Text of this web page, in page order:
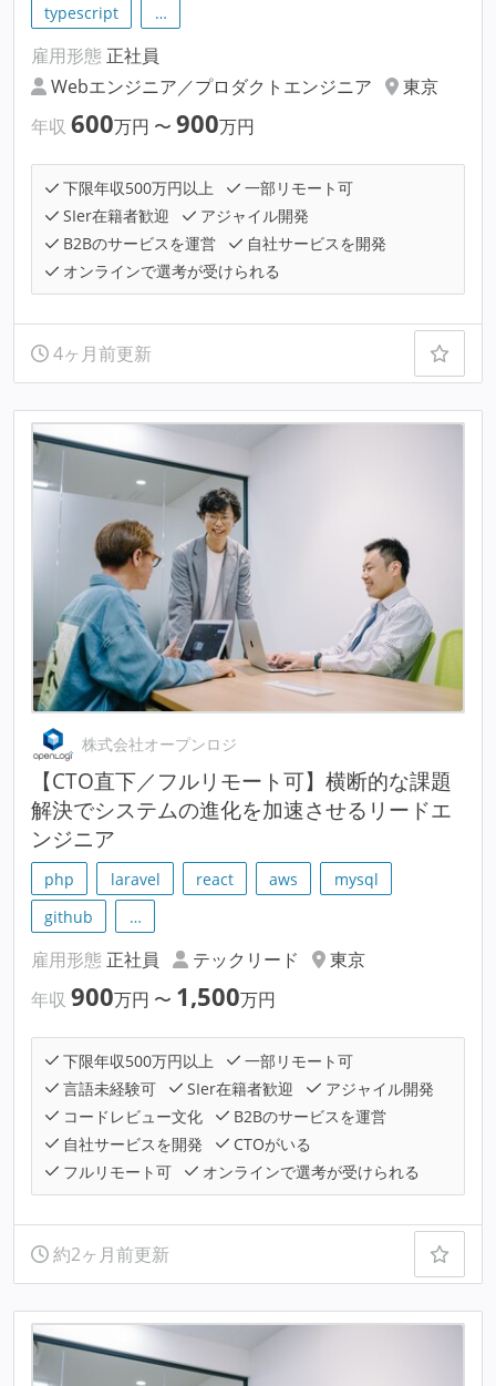
typescript
…
雇用形態 正社員
Webエンジニア／プロダクトエンジニア
東京
年収 600万円 〜 900万円
下限年収500万円以上
一部リモート可
SIer在籍者歓迎
アジャイル開発
B2Bのサービスを運営
自社サービスを開発
オンラインで選考が受けられる
4ヶ月前更新
株式会社オープンロジ
【CTO直下／フルリモート可】横断的な課題
解決でシステムの進化を加速させるリードエ
ンジニア
php laravel react aws
mysql
github
…
雇用形態 正社員 テックリード
東京
年収 900万円 〜 1,500万円
下限年収500万円以上
一部リモート可
言語未経験可
SIer在籍者歓迎
アジャイル開発
コードレビュー文化
B2Bのサービスを運営
自社サービスを開発
CTOがいる
フルリモート可
オンラインで選考が受けられる
約2ヶ月前更新